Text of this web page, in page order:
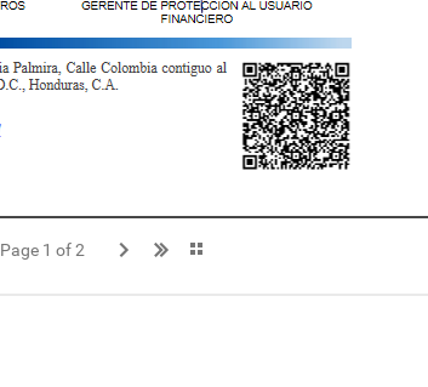
Page 1 of 2